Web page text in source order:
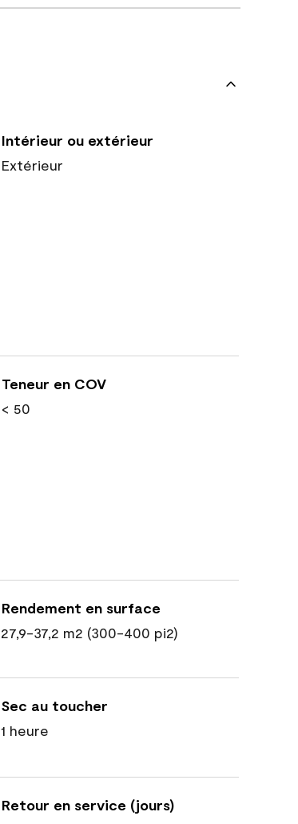
Intérieur ou extérieur
Extérieur
Teneur en COV
< 50
Rendement en surface
27,9-37,2 m2 (300-400 pi2)
Sec au toucher
1 heure
Retour en service (jours)